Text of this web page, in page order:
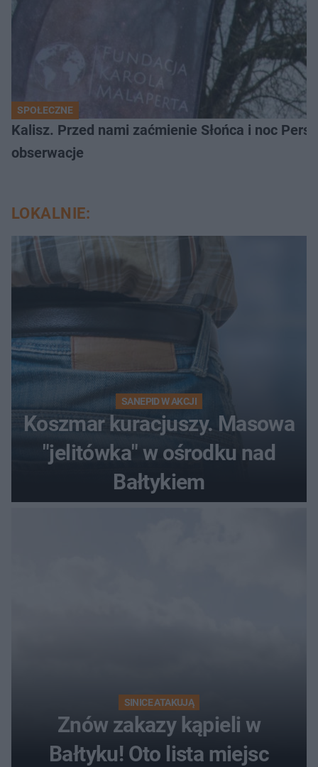
SPOŁECZNE
Kalisz. Przed nami zaćmienie Słońca i noc
obserwacje
LOKALNIE:
SANEPID W AKCJI
Koszmar kuracjuszy. Masowa
"jelitówka" w ośrodku nad
Bałtykiem
SINICE ATAKUJĄ
Znów zakazy kąpieli w
Bałtyku! Oto lista miejsc